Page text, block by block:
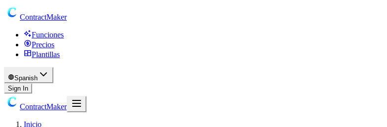
ContractMaker
Funciones
Precios
Plantillas
Spanish
Sign In
ContractMaker
Inicio